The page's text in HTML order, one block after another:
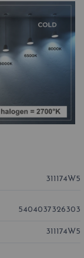
311174W5
5404037326303
311174W5